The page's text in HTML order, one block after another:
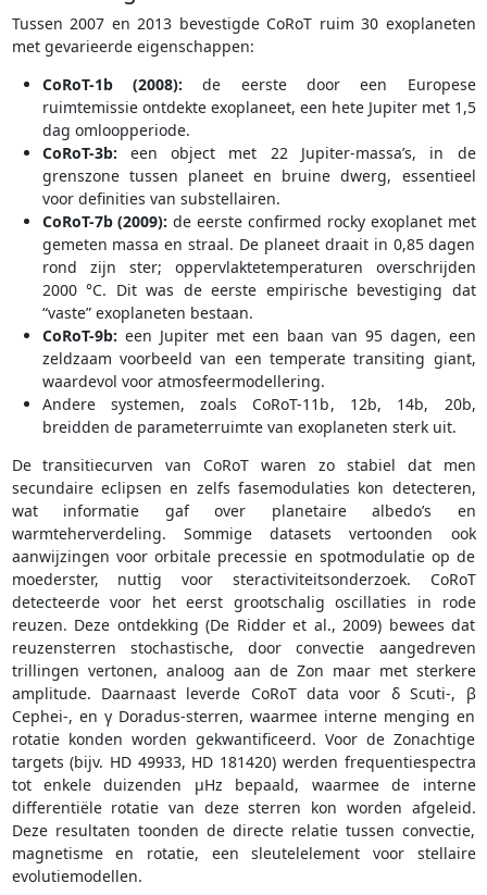
Tussen 2007 en 2013 bevestigde CoRoT ruim 30 exoplaneten
met gevarieerde eigenschappen:
CoRoT-1b (2008): de eerste door een Europese
ruimtemissie ontdekte exoplaneet, een hete Jupiter met 1,5
dag omloopperiode.
CoRoT-3b: een object met 22 Jupiter-massa’s, in de
grenszone tussen planeet en bruine dwerg, essentieel
voor definities van substellairen.
CoRoT-7b (2009): de eerste confirmed rocky exoplanet met
gemeten massa en straal. De planeet draait in 0,85 dagen
rond zijn ster; oppervlaktetemperaturen overschrijden
2000 °C. Dit was de eerste empirische bevestiging dat
“vaste” exoplaneten bestaan.
CoRoT-9b: een Jupiter met een baan van 95 dagen, een
zeldzaam voorbeeld van een temperate transiting giant,
waardevol voor atmosfeermodellering.
Andere systemen, zoals CoRoT-11b, 12b, 14b, 20b,
breidden de parameter­ruimte van exoplaneten sterk uit.
De transitiecurven van CoRoT waren zo stabiel dat men
secundaire eclipsen en zelfs fasemodulaties kon detecteren,
wat informatie gaf over planetaire albedo’s en
warmteherverdeling. Sommige datasets vertoonden ook
aanwijzingen voor orbitale precessie en spotmodulatie op de
moederster, nuttig voor steractiviteitsonderzoek. CoRoT
detecteerde voor het eerst grootschalig oscillaties in rode
reuzen. Deze ontdekking (De Ridder et al., 2009) bewees dat
reuzensterren stochastische, door convectie aangedreven
trillingen vertonen, analoog aan de Zon maar met sterkere
amplitude. Daarnaast leverde CoRoT data voor δ Scuti-, β
Cephei-, en γ Doradus-sterren, waarmee interne menging en
rotatie konden worden gekwantificeerd. Voor de Zonachtige
targets (bijv. HD 49933, HD 181420) werden frequentiespectra
tot enkele duizenden μHz bepaald, waarmee de interne
differentiële rotatie van deze sterren kon worden afgeleid.
Deze resultaten toonden de directe relatie tussen convectie,
magnetisme en rotatie, een sleutelelement voor stellaire
evolutiemodellen.